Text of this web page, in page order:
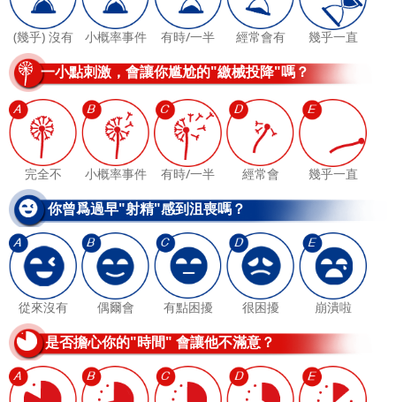
(幾乎) 沒有 小概率事件 有時/一半 經常會有 幾乎一直
一小點刺激，會讓你尴尬的"繳械投降"嗎？
完全不 小概率事件 有時/一半 經常會 幾乎一直
你曾爲過早"射精"感到沮喪嗎？
從來沒有 偶爾會 有點困擾 很困擾 崩潰啦
是否擔心你的"時間" 會讓他不滿意？